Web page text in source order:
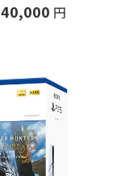
40,000 円